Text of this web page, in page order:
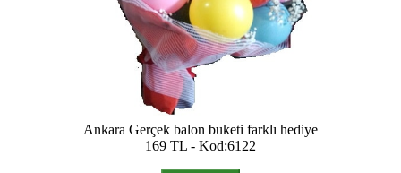
Ankara Gerçek balon buketi farklı hediye
169 TL - Kod:6122